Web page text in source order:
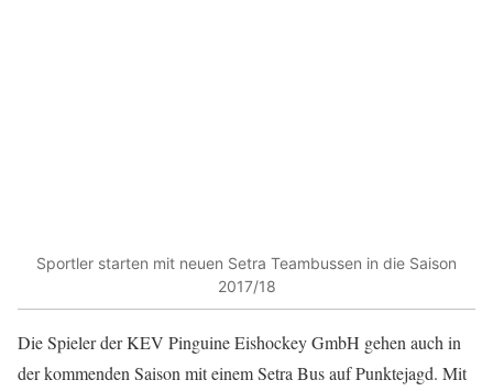
Sportler starten mit neuen Setra Teambussen in die Saison
2017/18
Die Spieler der KEV Pinguine Eishockey GmbH gehen auch in
der kommenden Saison mit einem Setra Bus auf Punktejagd. Mit